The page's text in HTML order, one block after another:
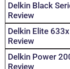
Delkin Black
Review
Delkin Elite
Review
Delkin Power
Review